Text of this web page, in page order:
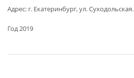
Адрес: г. Екатеринбург, ул. Суходольская.
Год 2019